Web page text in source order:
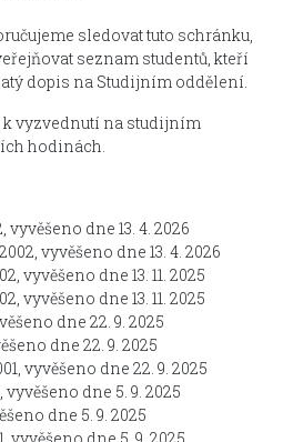
sledovat tuto schránku,
seznam studentů, kteří
dopis na Studijním oddělení.
vyzvednutí na studijním
hodinách.
dne 13. 4. 2026
vyvěšeno dne 13. 4. 2026
vyvěšeno dne 13. 11. 2025
vyvěšeno dne 13. 11. 2025
dne 22. 9. 2025
dne 22. 9. 2025
vyvěšeno dne 22. 9. 2025
vyvěšeno dne 5. 9. 2025
dne 5. 9. 2025